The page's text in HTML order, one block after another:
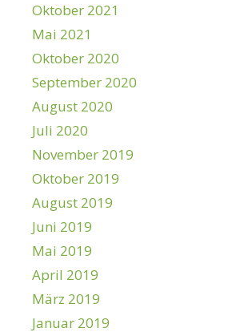
Oktober 2021
Mai 2021
Oktober 2020
September 2020
August 2020
Juli 2020
November 2019
Oktober 2019
August 2019
Juni 2019
Mai 2019
April 2019
März 2019
Januar 2019